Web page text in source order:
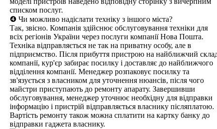
списком послуг.
❹ Чи можливо надіслати техніку з іншого міста?
Так, звісно. Компанія здійснює обслуговування техніки для
всіх регіонів України через послуги компанії Нова Пошта.
Техніка відправляється не так на приватну особу, але в
підприємство. Після прибуття пристрою на найближчий
компанії, кур'єр забирає посилку і доставляє до найближчого
відділення компанії. Менеджер розпаковує посилку та
зв'язується з власником для уточнення нюансів, після чого
майстри приступають до ремонту апарату. Завершивши
обслуговування, менеджер уточнює необхідну для відправки
інформацію і пристрій відправляється власнику післяплатою.
Вартість ремонту також можна сплатити на картку банку до
відправки гаджета власнику.